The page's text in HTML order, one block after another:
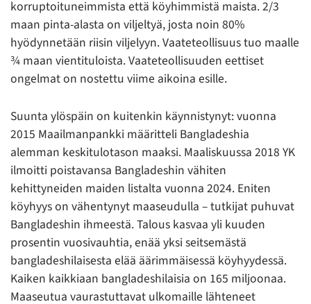
korruptoituneimmista että köyhimmistä maista. 2/3
maan pinta-alasta on viljeltyä, josta noin 80%
hyödynnetään riisin viljelyyn. Vaateteollisuus tuo maalle
¾ maan vientituloista. Vaateteollisuuden eettiset
ongelmat on nostettu viime aikoina esille.
Suunta ylöspäin on kuitenkin käynnistynyt: vuonna
2015 Maailmanpankki määritteli Bangladeshia
alemman keskitulotason maaksi. Maaliskuussa 2018 YK
ilmoitti poistavansa Bangladeshin vähiten
kehittyneiden maiden listalta vuonna 2024. Eniten
köyhyys on vähentynyt maaseudulla – tutkijat puhuvat
Bangladeshin ihmeestä. Talous kasvaa yli kuuden
prosentin vuosivauhtia, enää yksi seitsemästä
bangladeshilaisesta elää äärimmäisessä köyhyydessä.
Kaiken kaikkiaan bangladeshilaisia on 165 miljoonaa.
Maaseutua vaurastuttavat ulkomaille lähteneet